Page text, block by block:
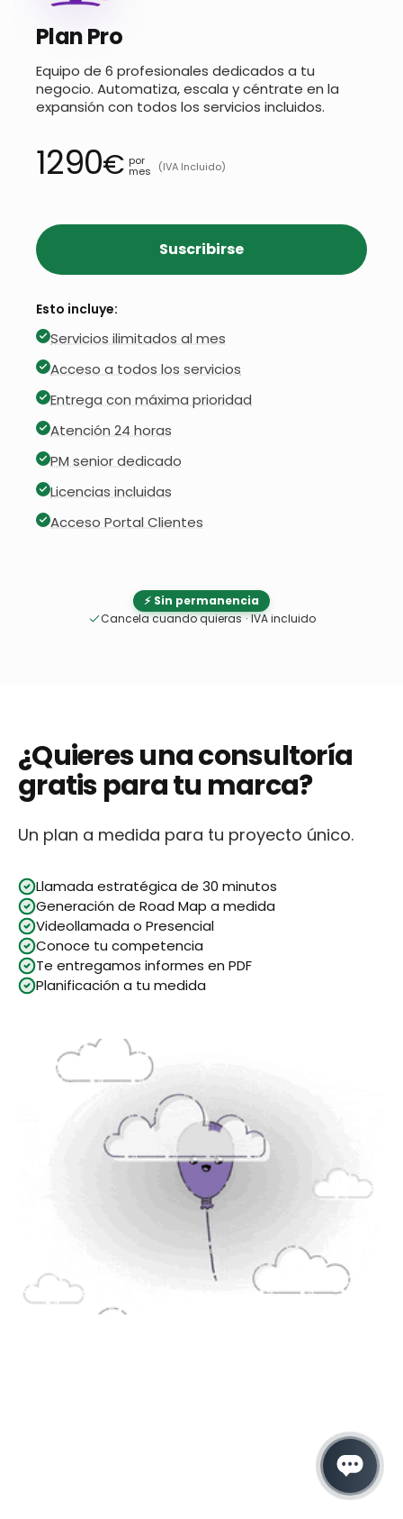
Plan Pro
Equipo de 6 profesionales dedicados a tu
negocio. Automatiza, escala y céntrate en la
expansión con todos los servicios incluidos.
1290€ por
mes (IVA Incluido)
Suscribirse
Esto incluye:
Servicios ilimitados al mes
Acceso a todos los servicios
Entrega con máxima prioridad
Atención 24 horas
PM senior dedicado
Licencias incluidas
Acceso Portal Clientes
⚡ Sin permanencia
Cancela cuando quieras · IVA incluido
¿Quieres una consultoría
gratis para tu marca?
Un plan a medida para tu proyecto único.
Llamada estratégica de 30 minutos
Generación de Road Map a medida
Videollamada o Presencial
Conoce tu competencia
Te entregamos informes en PDF
Planificación a tu medida